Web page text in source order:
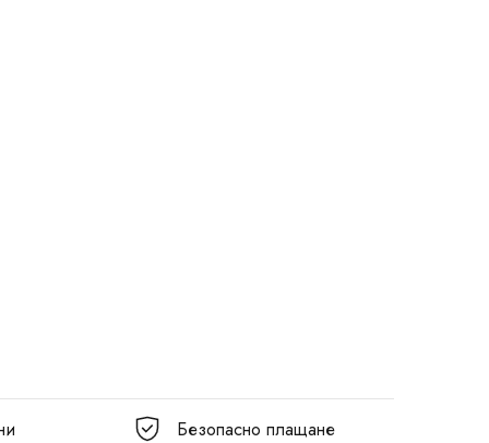
Безопасно плащане